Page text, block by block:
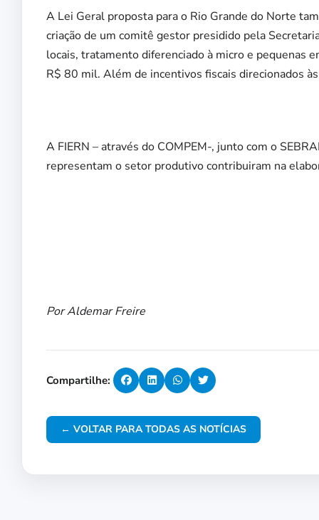
A Lei Geral proposta para o Rio Grande do Norte
criação de um comitê gestor presidido pela
locais, tratamento diferenciado à micro e pequenas
R$ 80 mil. Além de incentivos fiscais direcionados
A FIERN – através do COMPEM-, junto com o
representam o setor produtivo contribuiram na
Por Aldemar Freire
Compartilhe:
← VOLTAR PARA TODAS AS NOTÍCIAS